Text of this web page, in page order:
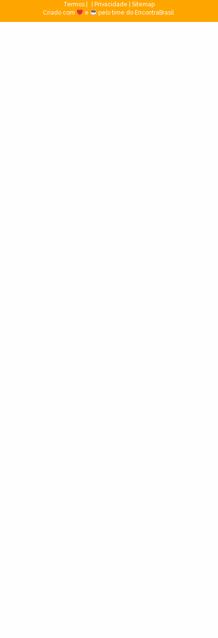
Termos Privacidade
Sitemap
Criado com
e pelo time do EncontraBrasil